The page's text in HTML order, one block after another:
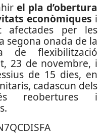
el pla d’obertura
econòmiques i
afectades per les
segona onada de la
de flexibilització
23 de novembre, i
de 15 dies, en
cadascun dels
reobertures i